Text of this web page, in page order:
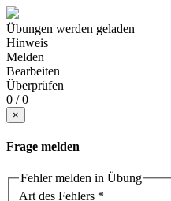
Übungen werden geladen
Hinweis
Melden
Bearbeiten
Überprüfen
0 / 0
×
Frage melden
Fehler melden in Übung
Art des Fehlers *